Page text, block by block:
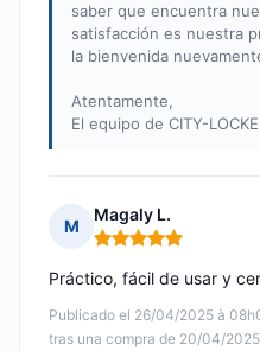
saber que encuentra
satisfacción es nuestra
la bienvenida
Atentamente,
El equipo de CITY-
M
Magaly L.
Nota: 5 de 5
Publicado el 26/04/2025 à
tras una compra de 20/04/2025
Práctico, fácil de usar y